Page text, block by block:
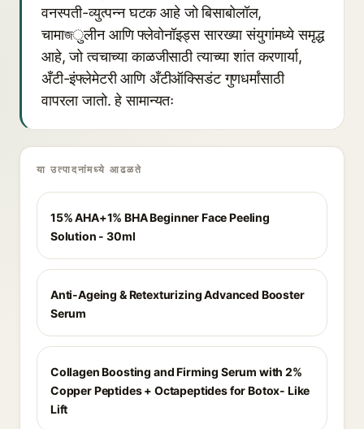
वनस्पती-व्युत्पन्न घटक आहे जो बिसाबोलॉल,
चामाজुलीन आणि फ्लेवोनॉइड्स सारख्या संयुगांमध्ये समृद्ध
आहे, जो त्वचाच्या काळजीसाठी त्याच्या शांत करणार्या,
अँटी-इंफ्लेमेटरी आणि अँटीऑक्सिडंट गुणधर्मांसाठी
वापरला जातो. हे सामान्यतः
या उत्पादनांमध्ये आढळते
15% AHA+1% BHA Beginner Face Peeling
Solution - 30ml
Anti-Ageing & Retexturizing Advanced Booster
Serum
Collagen Boosting and Firming Serum with 2%
Copper Peptides + Octapeptides for Botox- Like
Lift